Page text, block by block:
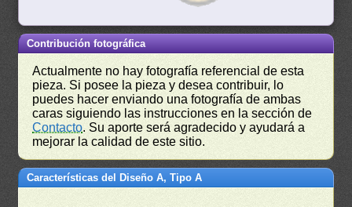
Contribución fotográfica
Actualmente no hay fotografía referencial de esta
pieza. Si posee la pieza y desea contribuir, lo
puedes hacer enviando una fotografía de ambas
caras siguiendo las instrucciones en la sección de
Contacto. Su aporte será agradecido y ayudará a
mejorar la calidad de este sitio.
Características del Diseño A, Tipo A